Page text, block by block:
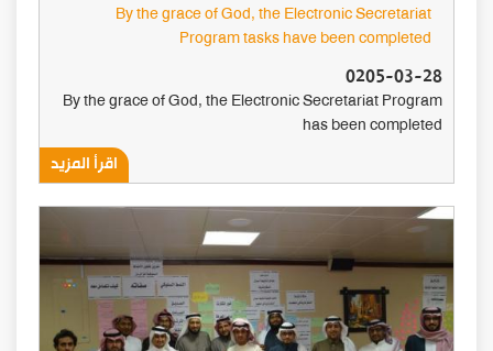
By the grace of God, the Electronic Secretariat
Program tasks have been completed
0205-03-28
By the grace of God, the Electronic Secretariat Program
has been completed
اقرأ المزيد